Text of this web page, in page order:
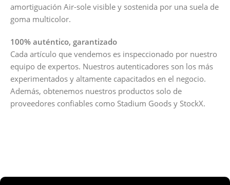
amortiguación Air-sole visible y sostenida por una suela de
goma multicolor.
100% auténtico, garantizado
Cada artículo que vendemos es inspeccionado por nuestro
equipo de expertos. Nuestros autenticadores son los más
experimentados y altamente capacitados en el negocio.
Además, obtenemos nuestros productos solo de
proveedores confiables como Stadium Goods y StockX.